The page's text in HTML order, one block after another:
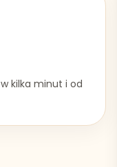
kilka minut i od